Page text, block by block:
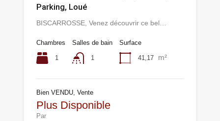
Parking, Loué
BISCARROSSE, Venez découvrir ce bel…
Chambres
1
Salles de bain
1
Surface
41,17 m²
Bien VENDU, Vente
Plus Disponible
Par